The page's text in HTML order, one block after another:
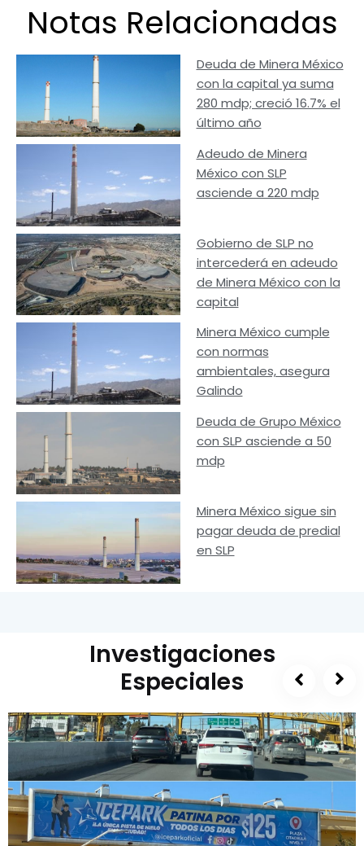
Notas Relacionadas
Deuda de Minera México
con la capital ya suma
280 mdp; creció 16.7% el
último año
Adeudo de Minera
México con SLP
asciende a 220 mdp
Gobierno de SLP no
intercederá en adeudo
de Minera México con la
capital
Minera México cumple
con normas
ambientales, asegura
Galindo
Deuda de Grupo México
con SLP asciende a 50
mdp
Minera México sigue sin
pagar deuda de predial
en SLP
Investigaciones
Especiales